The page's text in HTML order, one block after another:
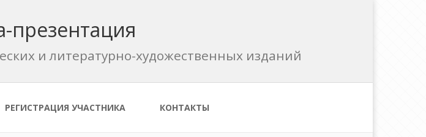
презентация
и литературно-художественных изданий
РЕГИСТРАЦИЯ УЧАСТНИКА КОНТАКТЫ